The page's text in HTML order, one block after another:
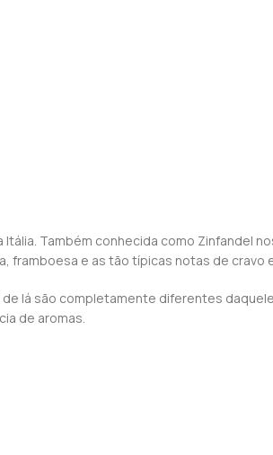
Itália. Também conhecida como Zinfandel
e as tão típicas notas de cravo
lá são completamente diferentes
de aromas.